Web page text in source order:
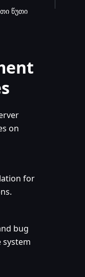
წუთი
on
for
bug
system